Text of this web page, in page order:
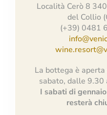
Località Cerò 8
del Collio
(+39) 0481
La bottega è
sabato, dalle
I sabati di
resterà